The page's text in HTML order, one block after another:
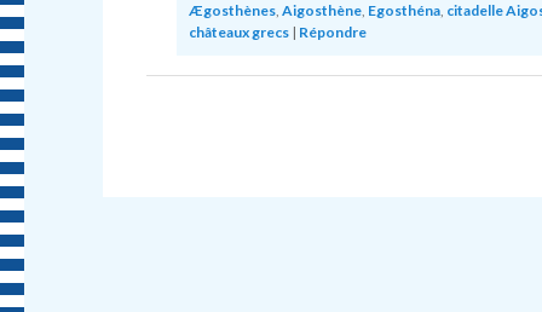
Ægosthènes, Aigosthène, Egosthéna, citadelle
châteaux grecs | Répondre